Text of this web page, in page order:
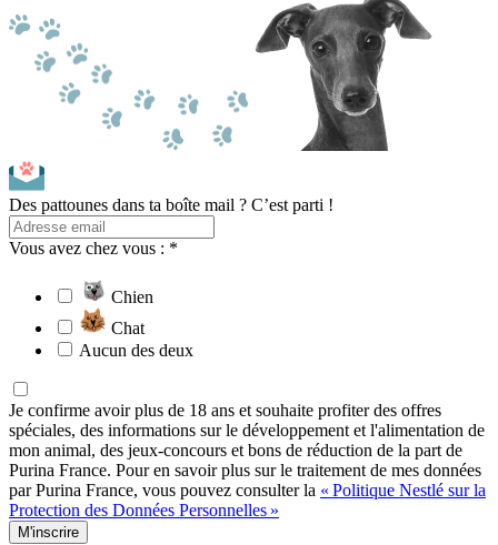
Des pattounes dans ta boîte mail ? C’est parti !
Vous avez chez vous : *
Chien
Chat
Aucun des deux
Je confirme avoir plus de 18 ans et souhaite profiter des offres
spéciales, des informations sur le développement et l'alimentation de
mon animal, des jeux-concours et bons de réduction de la part de
Purina France. Pour en savoir plus sur le traitement de mes données
par Purina France, vous pouvez consulter la « Politique Nestlé sur la
Protection des Données Personnelles »
M'inscrire